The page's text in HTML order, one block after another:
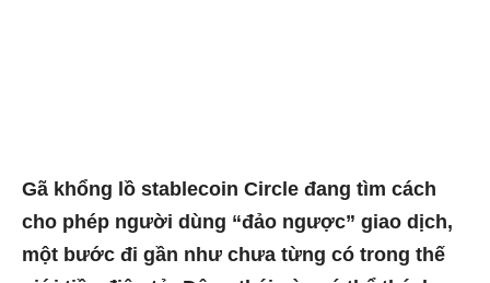
Gã khổng lồ stablecoin Circle đang tìm cách
cho phép người dùng “đảo ngược” giao dịch,
một bước đi gần như chưa từng có trong thế